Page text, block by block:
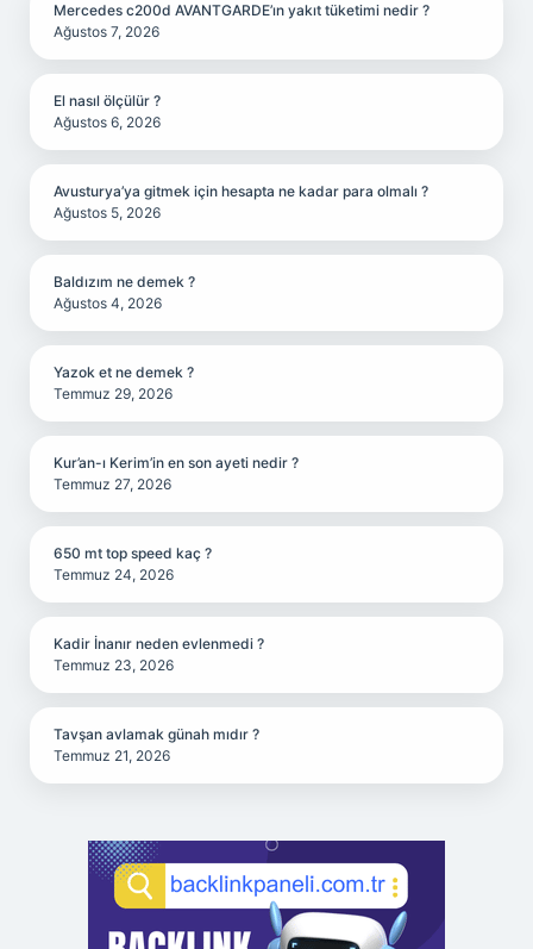
Mercedes c200d AVANTGARDE’ın yakıt tüketimi nedir ?
Ağustos 7, 2026
El nasıl ölçülür ?
Ağustos 6, 2026
Avusturya’ya gitmek için hesapta ne kadar para olmalı ?
Ağustos 5, 2026
Baldızım ne demek ?
Ağustos 4, 2026
Yazok et ne demek ?
Temmuz 29, 2026
Kur’an-ı Kerim’in en son ayeti nedir ?
Temmuz 27, 2026
650 mt top speed kaç ?
Temmuz 24, 2026
Kadir İnanır neden evlenmedi ?
Temmuz 23, 2026
Tavşan avlamak günah mıdır ?
Temmuz 21, 2026